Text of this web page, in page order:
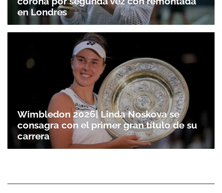
en Londres
Wimbledon 2026| Linda Noskova se
consagra con el primer gran título de su
carrera